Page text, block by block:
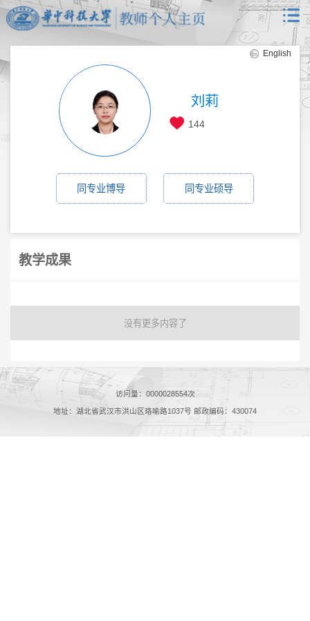
English
刘莉
144
同专业博导 同专业硕导
教学成果
没有更多内容了
访问量： 0000028554次
地址：湖北省武汉市洪山区珞喻路1037号 邮政编码：430074